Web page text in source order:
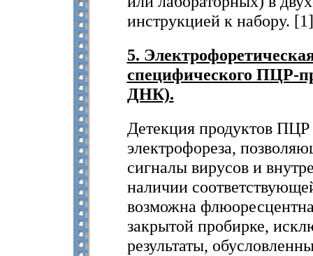
инструкцией к набору. [1]
5.
специфического ПЦР-
ДНК).
Детекция продуктов ПЦР
электрофореза,
сигналы вирусов и
наличии
возможна
закрытой пробирке,
результаты,